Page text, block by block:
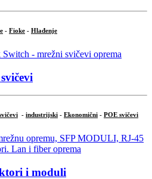
- Fioke - Hlađenje
- industrijski - Ekonomični - POE svičevi
i moduli